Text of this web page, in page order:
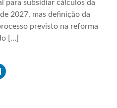
para subsidiar cálculos da
2027, mas definição da
previsto na reforma
[…]